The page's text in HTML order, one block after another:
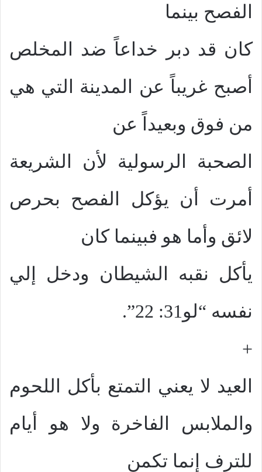
الفصح بينما
كان قد دبر خداعاً ضد المخلص
أصبح غريباً عن المدينة التي هي
من فوق وبعيداً عن
الصحبة الرسولية لأن الشريعة
أمرت أن يؤكل الفصح بحرص
لائق وأما هو فبينما كان
يأكل نقبه الشيطان ودخل إلي
نفسه “لو31: 22”.
+
العيد لا يعني التمتع بأكل اللحوم
والملابس الفاخرة ولا هو أيام
للترف إنما تكمن